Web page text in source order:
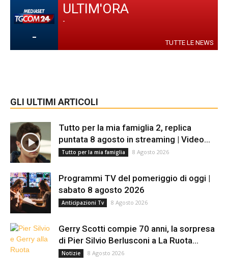
-
ULTIM'ORA
-
TUTTE LE NEWS
GLI ULTIMI ARTICOLI
Tutto per la mia famiglia 2, replica
puntata 8 agosto in streaming | Video...
Tutto per la mia famiglia 8 Agosto 2026
Programmi TV del pomeriggio di oggi |
sabato 8 agosto 2026
Anticipazioni Tv 8 Agosto 2026
Gerry Scotti compie 70 anni, la sorpresa
di Pier Silvio Berlusconi a La Ruota...
Notizie 8 Agosto 2026